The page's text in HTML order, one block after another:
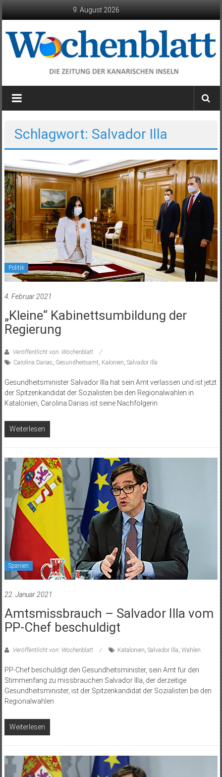
9. August 2026
Wochenblatt
die
Kanarischen
Inseln
Schlagwort: Salvador Illa
Politik
4. Februar 2021
„Kleine“ Kabinettsumbildung der
Regierung
Veröffentlicht von: Wochenblatt
Carolina Darias Gesundheitsamt Kalonien Salvador Illa
Gesundheitsminister Salvador Illa hat sein Amt verlassen und ist jetzt
der Spitzenkandidat der Sozialisten bei den Regionalwahlen in
Katalonien, Carolina Darias ist seine Nachfolgerin
Weiterlesen
Spanien
22. Januar 2021
Amtsmissbrauch – Salvador Illa vom
PP-Chef beschuldigt
Veröffentlicht von: Wochenblatt Katalonien Salvador Illa Wahlen
PP-Chef beschuldigt den Gesundheitsminister, sein Amt für den
Stimmenfang zu missbrauchen Salvador Illa, der derzeitige
Gesundheitsminister, ist der Spitzenkandidat der Sozialisten bei den
Regionalwahlen
Weiterlesen